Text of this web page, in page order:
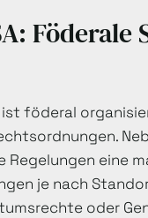
ist föderal
eine
je nach
oder